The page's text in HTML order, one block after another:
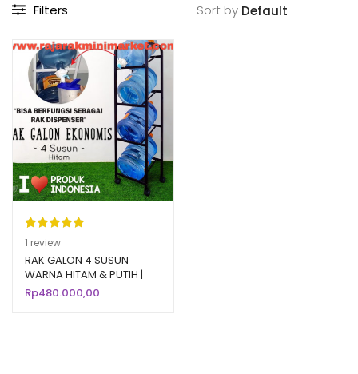
Filters Sort by
Peringkat
5.00 dari 5
berdasarka
n
1
penilaian
1 review
RAK GALON 4 SUSUN
WARNA HITAM & PUTIH |
Rak Galon Aqua Air Minum
Mineral
Rp480.000,00